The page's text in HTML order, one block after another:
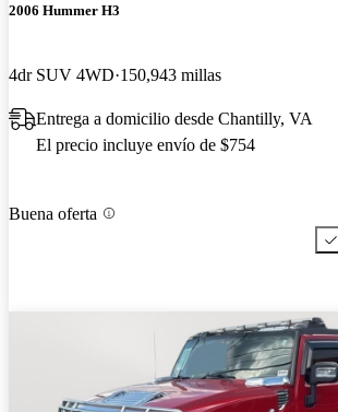
2006 Hummer H3
4dr SUV 4WD 150,943 millas
Entrega a domicilio desde Chantilly, VA
El precio incluye envío de $754
Buena oferta